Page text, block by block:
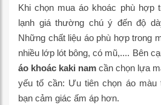
Khi chọn mua áo khoác phù hợp
lạnh giá thường chú ý đến độ
Những chất liệu áo phù hợp trong
nhiều lớp lót bông, có mũ,.... Bên
áo khoác kaki nam cần chọn lựa
yếu tố cần: Ưu tiên chọn áo màu
bạn cảm giác ấm áp hơn.